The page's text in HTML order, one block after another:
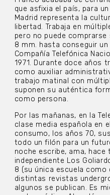
que asfixia el país, para
Madrid representa la
libertad. Trabaja en
pero no puede
8 mm. hasta conseguir
Compañía Telefónica
1971. Durante doce años
como auxiliar
trabajo matinal con
suponen su auténtica
como persona.
Por las mañanas, en la
clase media española en
consumo, los años 70,
todo un filón para un
noche escribe, ama,
independiente Los
8 (su única escuela como
distintas revistas
algunos se publican. Es